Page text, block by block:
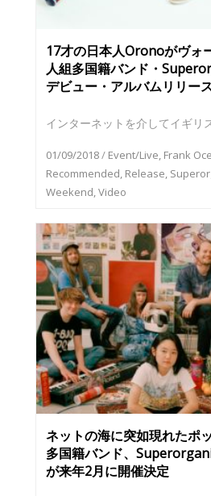
17才の日本人Oronoがヴォ
人組多国籍バンド・
デビュー・アルバムリリー
インターネットを介してイギリ
01/09/2018/ Event/Live, Frank
Recommended, Release,
Weekend,Video
ネットの海に突如現れたポ
多国籍バンド、
が来年2月に開催決定